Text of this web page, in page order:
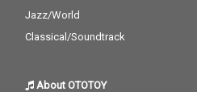
Jazz/World
Classical/Soundtrack
About OTOTOY